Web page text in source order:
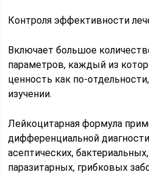
Контроля эффективности
Включает большое
параметров, каждый из
ценность как по-
изучении.
Лейкоцитарная формула
дифференциальной
асептических,
паразитарных, грибковых